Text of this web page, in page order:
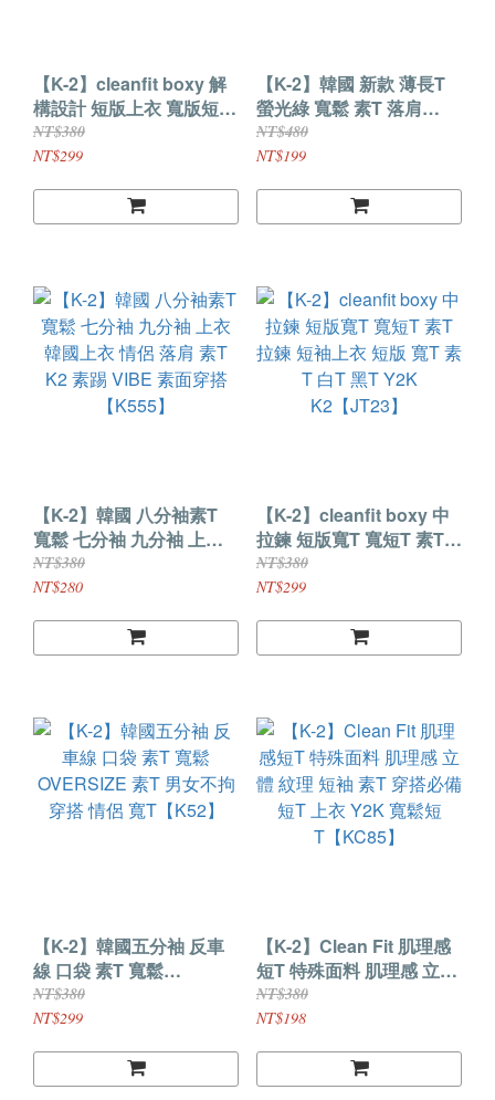
【K-2】cleanfit boxy 解
構設計 短版上衣 寬版短T
寬短版 短T 素T 白T 全黑
淺灰 短版寬T【J6615】
NT$380
NT$299
【K-2】韓國 新款 薄長T
螢光綠 寬鬆 素T 落肩
ONESIZE 單穿 內搭 長袖
素T 男女不拘 帥到爆 網紅
NT$480
NT$199
【K-2】韓國 八分袖素T
寬鬆 七分袖 九分袖 上衣
韓國上衣 情侶 落肩 素T
K2 素踢 VIBE 素面穿搭
NT$380
NT$280
【K-2】cleanfit boxy 中
拉鍊 短版寬T 寬短T 素T
拉鍊 短袖上衣 短版 寬T 素
T 白T 黑T Y2K
NT$380
NT$299
【K-2】韓國五分袖 反車
線 口袋 素T 寬鬆
OVERSIZE 素T 男女不拘
穿搭 情侶 寬T【K52】
NT$380
NT$299
【K-2】Clean Fit 肌理感
短T 特殊面料 肌理感 立體
紋理 短袖 素T 穿搭必備 短
T 上衣 Y2K 寬鬆短
NT$380
NT$198